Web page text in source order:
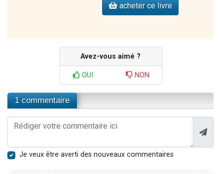
acheter ce livre
Avez-vous aimé ?
OUI NON
1 commentaire
Je veux être averti des nouveaux commentaires